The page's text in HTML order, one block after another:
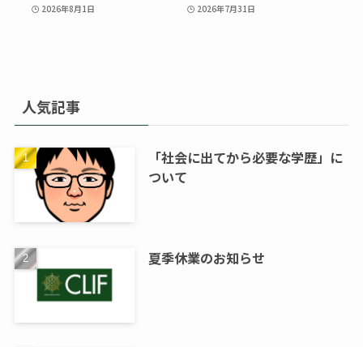
2026年8月1日 2026年7月31日
人気記事
「社会に出てから必要な学歴」に
ついて
夏季休業のお知らせ